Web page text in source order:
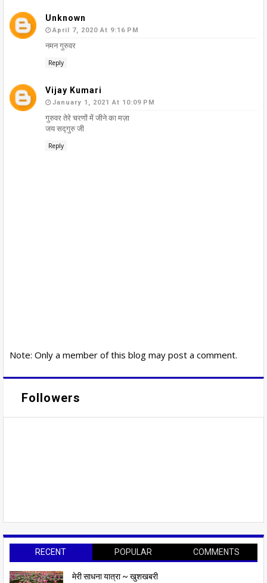
Unknown
April 7, 2020 At 9:16 PM
नमन गुरुवर
Reply
Vijay Kumari
January 1, 2021 At 10:09 PM
गुरुवर तेरे चरणों में जीने का मज़ा
जय सद्गुरु जी
Reply
Note: Only a member of this blog may post a comment.
Followers
RECENT POPULAR COMMENTS
मेरी साधना यात्रा ~ खुशखबरी